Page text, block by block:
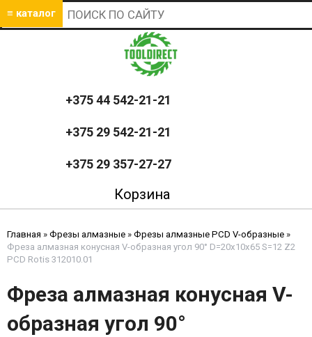
≡ каталог
+375 44 542-21-21
+375 29 542-21-21
+375 29 357-27-27
Корзина
Главная » Фрезы алмазные » Фрезы алмазные PCD V-образные »
Фреза алмазная конусная V-образная угол 90° D=20x10x65 S=12 Z2
PCD Rotis 312010.01
Фреза алмазная конусная V-
образная угол 90°